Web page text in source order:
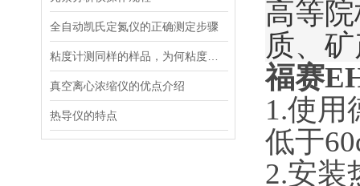
全自动凯氏定氮仪的正确测定步骤
真空离心浓缩仪的优点介绍
热导仪的特点
高等
质、
福赛
1.使用
低于
2.安装